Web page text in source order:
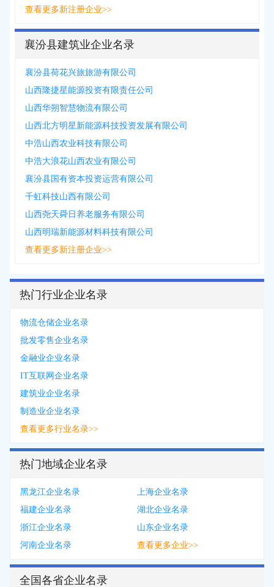
查看更多新注册企业>>
襄汾县建筑业企业名录
襄汾县荷花兴旅旅游有限公司
山西隆捷星能源投资有限责任公司
山西华朔智慧物流有限公司
山西北方明星新能源科技投资发展有限公司
中浩山西农业科技有限公司
中浩大浪花山西农业有限公司
襄汾县国有资本投资运营有限公司
千虹科技山西有限公司
山西尧天舜日养老服务有限公司
山西明瑞新能源材料科技有限公司
查看更多新注册企业>>
热门行业企业名录
物流仓储企业名录
批发零售企业名录
金融业企业名录
IT互联网企业名录
建筑业企业名录
制造业企业名录
查看更多行业名录>>
热门地域企业名录
黑龙江企业名录
上海企业名录
福建企业名录
湖北企业名录
浙江企业名录
山东企业名录
河南企业名录
查看更多企业>>
全国各省企业名录